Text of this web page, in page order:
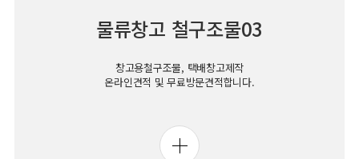
물류창고 철구조물03
창고용철구조물, 택배창고제작
온라인견적 및 무료방문견적합니다.